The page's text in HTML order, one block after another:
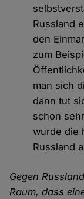
Russland
den
zum
man sich
dann tut
schon
wurde die
Russland
Gegen
Raum, dass